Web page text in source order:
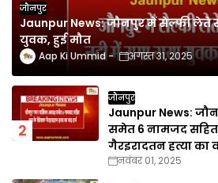
जौनपुर
Jaunpur News: जौनपुर में सेल्फी लेते
युवक, हुई मौत
Aap Ki Ummid अगस्त 31, 2025
जौनपुर
Jaunpur News:
समेत 6 नामजद
गैरइरादतन हत्या का
नवंबर 01, 2025